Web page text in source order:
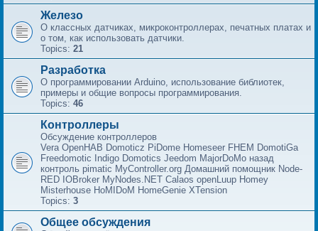
Железо
О классных датчиках, микроконтроллерах, печатных платах и
​​о том, как использовать датчики.
Topics: 21
Разработка
О программировании Arduino, использование библиотек,
примеры и общие вопросы программирования.
Topics: 46
Контроллеры
Обсуждение контроллеров
Vera OpenHAB Domoticz PiDome Homeseer FHEM DomotiGa
Freedomotic Indigo Domotics Jeedom MajorDoMo назад
контроль pimatic MyController.org Домашний помощник Node-
RED IOBroker MyNodes.NET Calaos openLuup Homey
Misterhouse HoMIDoM HomeGenie XTension
Topics: 3
Общее обсуждения